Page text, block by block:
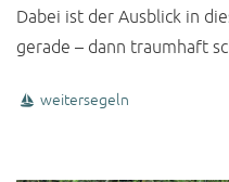
Dabei ist der Ausblick in
gerade – dann traumhaft
weitersegeln